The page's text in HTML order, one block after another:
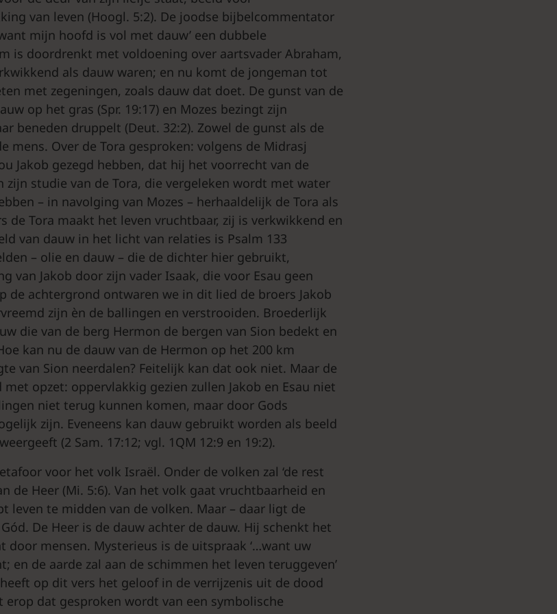
van leven (Hoogl. 5:2). De joodse bijbelcommentator
mijn hoofd is vol met dauw’ een dubbele
is doordrenkt met voldoening over aartsvader Abraham,
als dauw waren; en nu komt de jongeman tot
met zegeningen, zoals dauw dat doet. De gunst van de
op het gras (Spr. 19:17) en Mozes bezingt zijn
beneden druppelt (Deut. 32:2). Zowel de gunst als de
mens. Over de Tora gesproken: volgens de Midrasj
Jakob gezegd hebben, dat hij het voorrecht van de
zijn studie van de Tora, die vergeleken wordt met water
– in navolging van Mozes – herhaaldelijk de Tora als
de Tora maakt het leven vruchtbaar, zij is verkwikkend en
van dauw in het licht van relaties is Psalm 133
– olie en dauw – die de dichter hier gebruikt,
van Jakob door zijn vader Isaak, die voor Esau geen
de achtergrond ontwaren we in dit lied de broers Jakob
zijn èn de ballingen en verstrooiden. Broederlijk
die van de berg Hermon de bergen van Sion bedekt en
kan nu de dauw van de Hermon op het 200 km
van Sion neerdalen? Feitelijk kan dat ook niet. Maar de
opzet: oppervlakkig gezien zullen Jakob en Esau niet
niet terug kunnen komen, maar door Gods
zijn. Eveneens kan dauw gebruikt worden als beeld
(2 Sam. 17:12; vgl. 1QM 12:9 en 19:2).
voor het volk Israël. Onder de volken zal ‘de rest
de Heer (Mi. 5:6). Van het volk gaat vruchtbaarheid en
leven te midden van de volken. Maar – daar ligt de
De Heer is de dauw achter de dauw. Hij schenkt het
door mensen. Mysterieus is de uitspraak ‘…want uw
en de aarde zal aan de schimmen het leven teruggeven’
heeft op dit vers het geloof in de verrijzenis uit de dood
erop dat gesproken wordt van een symbolische